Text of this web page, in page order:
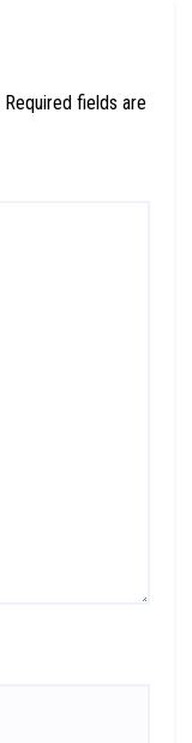
Required fields are